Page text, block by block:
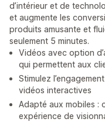
d’intérieur et de
et augmente les
produits amusante et
seulement 5 minutes.
Vidéos avec option
qui permettent aux
Stimulez
vidéos interactives
Adapté aux mobiles :
expérience de